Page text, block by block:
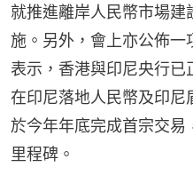
就推進離岸人民幣市場
施。另外，會上亦公佈
表示，香港與印尼央行
在印尼落地人民幣及印
於今年年底完成首宗交易
里程碑。